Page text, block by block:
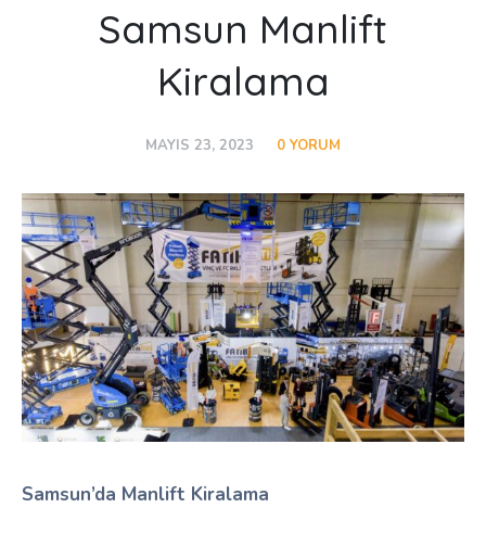
Samsun Manlift
Kiralama
MAYIS 23, 2023 0 YORUM
Samsun’da Manlift Kiralama